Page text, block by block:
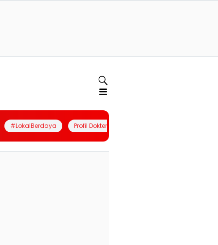
#LokalBerdaya Profil Dokter